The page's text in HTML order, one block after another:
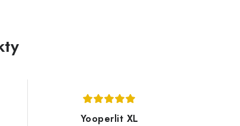
Yooperlit XL